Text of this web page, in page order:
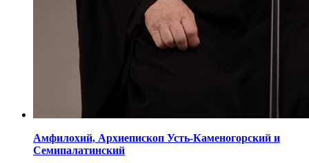
Амфилохий, Архиепископ Усть-Каменогорский и
Семипалатинский